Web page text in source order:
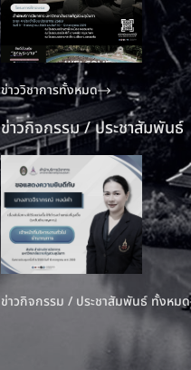
ข่าววิชาการทั้งหมด
ข่าวกิจกรรม / ประชาสัมพันธ์
ข่าวกิจกรรม / ประชาสัมพันธ์ ทั้งหมด